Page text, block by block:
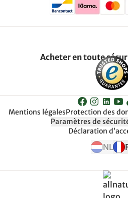
Acheter en toute
Mentions légalesProtection des
Paramètres de
Déclaration
NL